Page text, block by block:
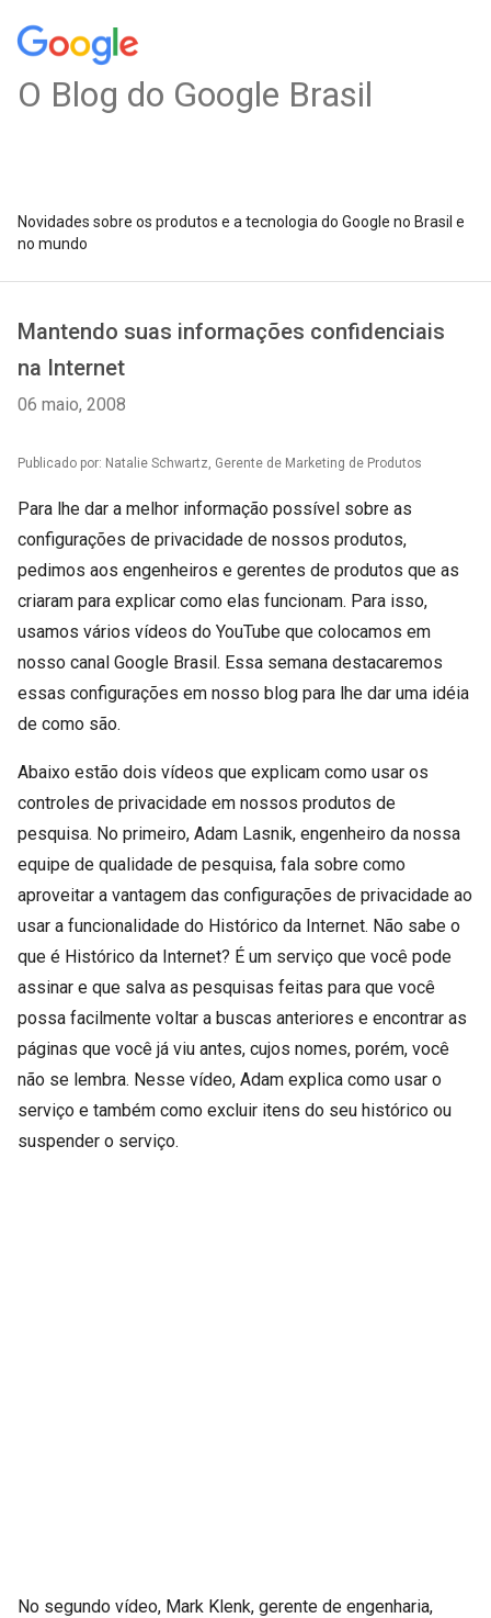
O Blog do Google Brasil
Novidades sobre os produtos e a tecnologia do Google no Brasil e
no mundo
Mantendo suas informações confidenciais
na Internet
06 maio, 2008
Publicado por: Natalie Schwartz, Gerente de Marketing de Produtos
Para lhe dar a melhor informação possível sobre as
configurações de privacidade de nossos produtos,
pedimos aos engenheiros e gerentes de produtos que as
criaram para explicar como elas funcionam. Para isso,
usamos vários vídeos do YouTube que colocamos em
nosso canal Google Brasil. Essa semana destacaremos
essas configurações em nosso blog para lhe dar uma idéia
de como são.
Abaixo estão dois vídeos que explicam como usar os
controles de privacidade em nossos produtos de
pesquisa. No primeiro, Adam Lasnik, engenheiro da nossa
equipe de qualidade de pesquisa, fala sobre como
aproveitar a vantagem das configurações de privacidade ao
usar a funcionalidade do Histórico da Internet. Não sabe o
que é Histórico da Internet? É um serviço que você pode
assinar e que salva as pesquisas feitas para que você
possa facilmente voltar a buscas anteriores e encontrar as
páginas que você já viu antes, cujos nomes, porém, você
não se lembra. Nesse vídeo, Adam explica como usar o
serviço e também como excluir itens do seu histórico ou
suspender o serviço.
No segundo vídeo, Mark Klenk, gerente de engenharia,